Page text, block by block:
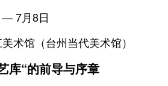
— 7月8日
术馆（台州当代美术馆）
库“的前导与序章